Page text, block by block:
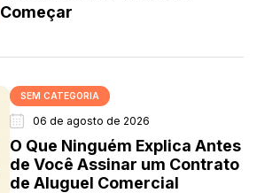
Começar
SEM CATEGORIA
06 de agosto de 2026
O Que Ninguém Explica Antes
de Você Assinar um Contrato
de Aluguel Comercial